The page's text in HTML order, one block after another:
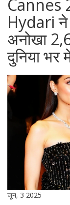
Cannes
Hydari ने
अनोखा
दुनिया भर
जून, 3 2025